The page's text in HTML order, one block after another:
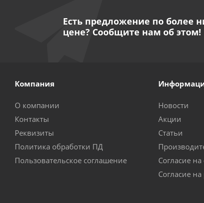
Есть предложение по более
цене? Сообщите нам об этом!
Компания
О компании
Контакты
Реквизиты
Политика обработки ПД
Пользовательское соглашение
Новости
Акции
Статьи
Согласие
Согласие